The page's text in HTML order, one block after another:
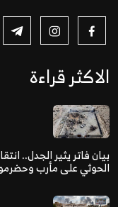
الاكثر قراءة
بيان فاتر يثير الجدل..
الحوثي على مأرب